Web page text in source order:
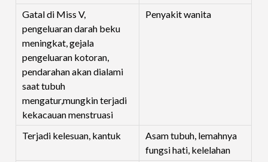
Gatal di Miss V,
pengeluaran darah beku
meningkat, gejala
pengeluaran kotoran,
pendarahan akan dialami
saat tubuh
mengatur,mungkin terjadi
kekacauan menstruasi
Penyakit wanita
Terjadi kelesuan, kantuk
Asam tubuh, lemahnya
fungsi hati, kelelahan